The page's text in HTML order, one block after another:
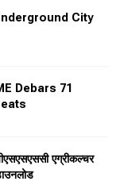
City
Debars 71
एग्रीकल्चर